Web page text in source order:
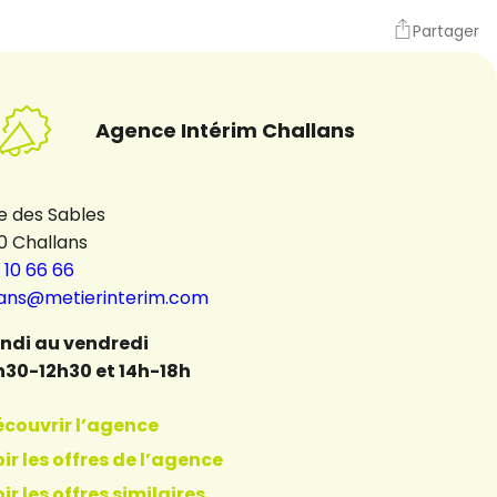
Partager
Agence Intérim Challans
des Sables
Challans
66 66
au vendredi
12h30 et 14h-18h
l’agence
les offres de l’agence